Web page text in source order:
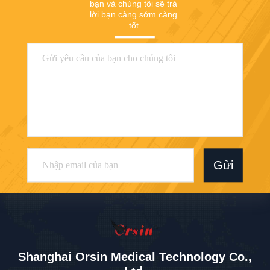
bạn và chúng tôi sẽ trả
lời bạn càng sớm càng
tốt.
Gửi
Shanghai Orsin Medical Technology Co.,